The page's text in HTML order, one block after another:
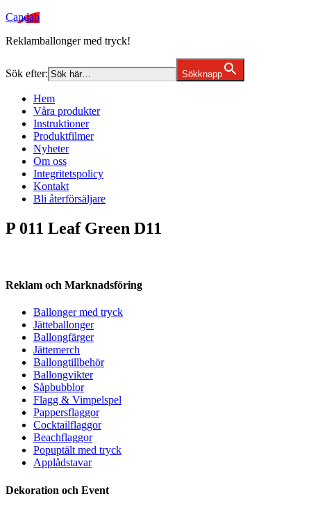
Candab
Reklamballonger med tryck!
Sök efter: Sökknapp
Hem
Våra produkter
Instruktioner
Produktfilmer
Nyheter
Om oss
Integritetspolicy
Kontakt
Bli återförsäljare
P 011 Leaf Green D11
Reklam och Marknadsföring
Ballonger med tryck
Jätteballonger
Ballongfärger
Jättemerch
Ballongtillbehör
Ballongvikter
Såpbubblor
Flagg & Vimpelspel
Pappersflaggor
Cocktailflaggor
Beachflaggor
Popuptält med tryck
Applådstavar
Dekoration och Event